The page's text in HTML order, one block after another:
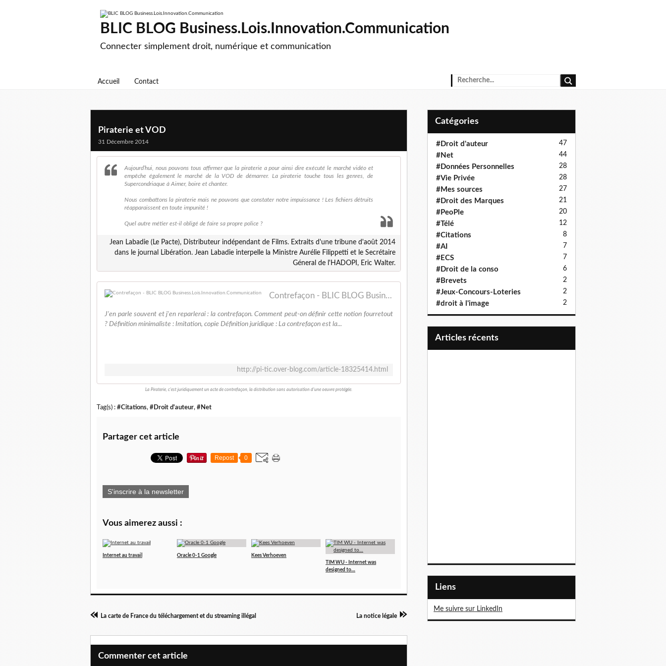
BLIC BLOG Business.Lois.Innovation.Communication
Connecter simplement droit, numérique et communication
Accueil Contact
Piraterie et VOD
31 Décembre 2014
Aujourd’hui, nous pouvons tous affirmer que la piraterie a pour ainsi dire exécuté le marché vidéo et
empêche également le marché de la VOD de démarrer. La piraterie touche tous les genres, de
Supercondriaque à Aimer, boire et chanter.
Nous combattons la piraterie mais ne pouvons que constater notre impuissance ! Les fichiers détruits
réapparaissent en toute impunité !
Quel autre métier est-il obligé de faire sa propre police ?
Jean Labadie (Le Pacte), Distributeur indépendant de Films. Extraits d'une tribune d'août 2014
dans le journal Libération. Jean Labadie interpelle la Ministre Aurélie Filippetti et le Secrétaire
Géneral de l'HADOPI, Eric Walter.
Contrefaçon - BLIC BLOG Business.Lois.Innovation.Communication
J'en parle souvent et j'en reparlerai : la contrefaçon. Comment peut-on définir cette notion fourretout
? Définition minimaliste : Imitation, copie Définition juridique : La contrefaçon est la...
http://pi-tic.over-blog.com/article-18325414.html
La Piraterie, c'est juridiquement un acte de contrefaçon, la distribution sans autorisation d'une oeuvre protégée.
Tag(s) : #Citations, #Droit d'auteur, #Net
Partager cet article
Repost 0
S'inscrire à la newsletter
Vous aimerez aussi :
Internet au travail Oracle 0-1 Google
Kees Verhoeven
TIM WU - Internet was
designed to…
La carte de France du téléchargement et du streaming illégal La notice légale
Commenter cet article
Catégories
#Droit d'auteur 47
#Net 44
#Données Personnelles 28
#Vie Privée 28
#Mes sources 27
#Droit des Marques 21
#PeoPle 20
#Télé 12
#Citations 8
#AI 7
#ECS 7
#Droit de la conso 6
#Brevets 2
#Jeux-Concours-Loteries 2
#droit à l'image 2
articles récents
Liens
Me suivre sur LinkedIn